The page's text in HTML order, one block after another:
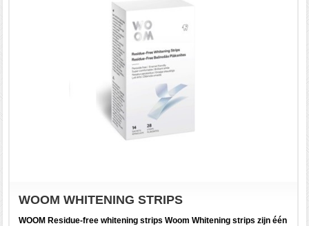
WOOM WHITENING STRIPS
WOOM Residue-free whitening strips Woom Whitening strips zijn één